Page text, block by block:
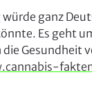
würde ganz
Es geht
die Gesundheit